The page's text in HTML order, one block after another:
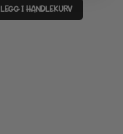
LEGG I HANDLEKURV